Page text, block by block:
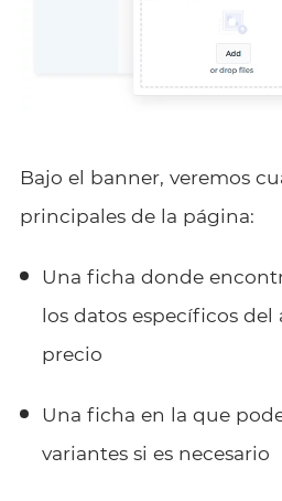
Bajo el banner, veremos
principales de la página:
Una ficha donde
los datos específicos
precio
Una ficha en la que
variantes si es necesario